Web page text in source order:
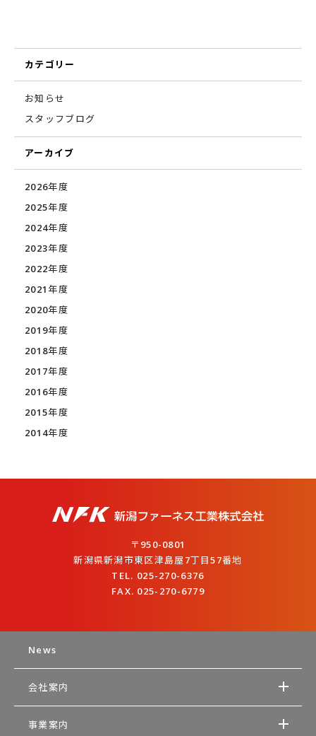
カテゴリー
お知らせ
スタッフブログ
アーカイブ
2026年度
2025年度
2024年度
2023年度
2022年度
2021年度
2020年度
2019年度
2018年度
2017年度
2016年度
2015年度
2014年度
〒950-0801
新潟県新潟市東区津島屋7丁目57番地
TEL. 025-270-6376
FAX. 025-270-6779
News
会社案内
事業案内